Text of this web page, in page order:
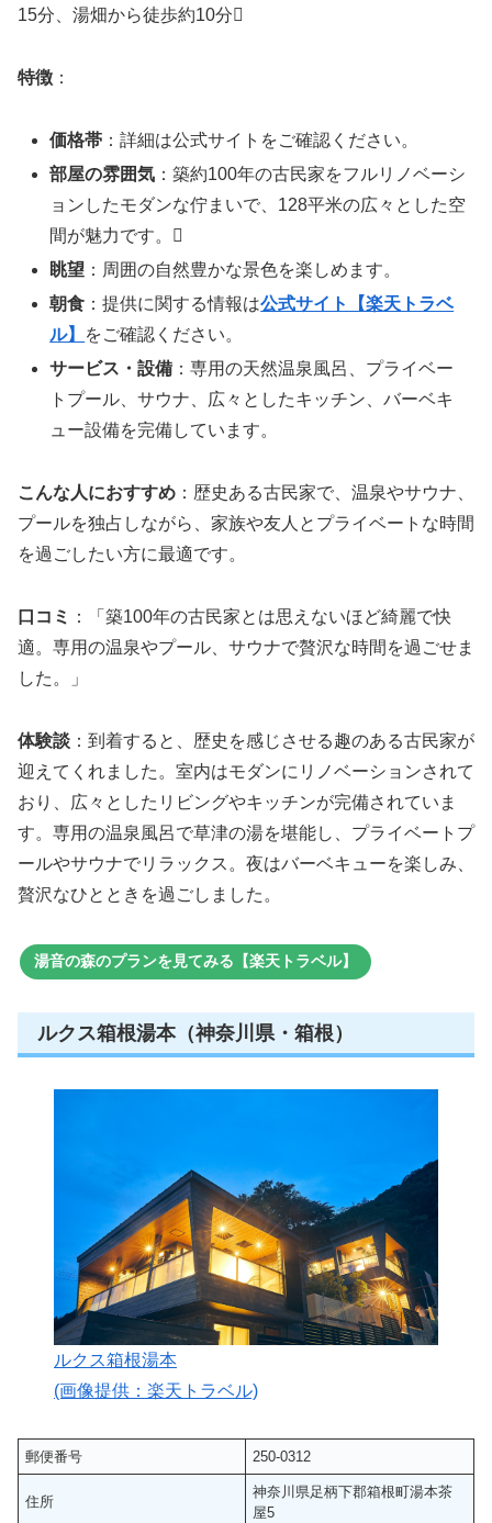
15分、湯畑から徒歩約10分
特徴 ：
価格帯 ：詳細は公式サイトをご確認ください。
部屋の雰囲気 ：築約100年の古民家をフルリノベーシ
ョンしたモダンな佇まいで、128平米の広々とした空
間が魅力です。
眺望 ：周囲の自然豊かな景色を楽しめます。
朝食 ：提供に関する情報は公式サイト【楽天トラベ
ル】
をご確認ください。
サービス・設備 ：専用の天然温泉風呂、プライベー
トプール、サウナ、広々としたキッチン、バーベキ
ュー設備を完備しています。
こんな人におすすめ ：歴史ある古民家で、温泉やサウナ、
プールを独占しながら、家族や友人とプライベートな時間
を過ごしたい方に最適です。
口コミ
：「築100年の古民家とは思えないほど綺麗で快
適。専用の温泉やプール、サウナで贅沢な時間を過ごせま
した。」
体験談 ：到着すると、歴史を感じさせる趣のある古民家が
迎えてくれました。室内はモダンにリノベーションされて
おり、広々としたリビングやキッチンが完備されていま
す。専用の温泉風呂で草津の湯を堪能し、プライベートプ
ールやサウナでリラックス。夜はバーベキューを楽しみ、
贅沢なひとときを過ごしました。
湯音の森のプランを見てみる【楽天トラベル】
ルクス箱根湯本（神奈川県・箱根）
ルクス箱根湯本
(画像提供：楽天トラベル)
郵便番号 250-0312
住所
神奈川県足柄下郡箱根町湯本茶
屋5